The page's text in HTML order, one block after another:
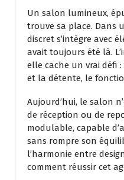
Un salon lumineux,
trouve sa place. Dans
discret s’intègre avec
avait toujours été là.
elle cache un vrai défi
et la détente, le
Aujourd’hui, le salon
de réception ou de
modulable, capable
sans rompre son
l’harmonie entre
comment réussir cet